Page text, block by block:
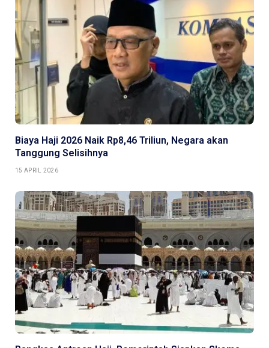
Biaya Haji 2026 Naik Rp8,46 Triliun, Negara akan
Tanggung Selisihnya
15 APRIL 2026